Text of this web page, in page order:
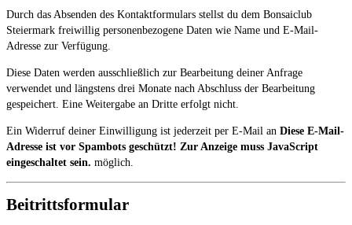
Durch das Absenden des Kontaktformulars stellst du dem Bonsaiclub
Steiermark freiwillig personenbezogene Daten wie Name und E-Mail-
Adresse zur Verfügung.
Diese Daten werden ausschließlich zur Bearbeitung deiner Anfrage
verwendet und längstens drei Monate nach Abschluss der Bearbeitung
gespeichert. Eine Weitergabe an Dritte erfolgt nicht.
Ein Widerruf deiner Einwilligung ist jederzeit per E-Mail an Diese E-Mail-
Adresse ist vor Spambots geschützt! Zur Anzeige muss JavaScript
eingeschaltet sein. möglich.
Beitrittsformular